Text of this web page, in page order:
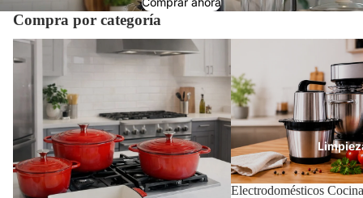
Compra por categoría
Ollas y Menaje Electrodomésticos Cocina
Electrodomésticos Cocina